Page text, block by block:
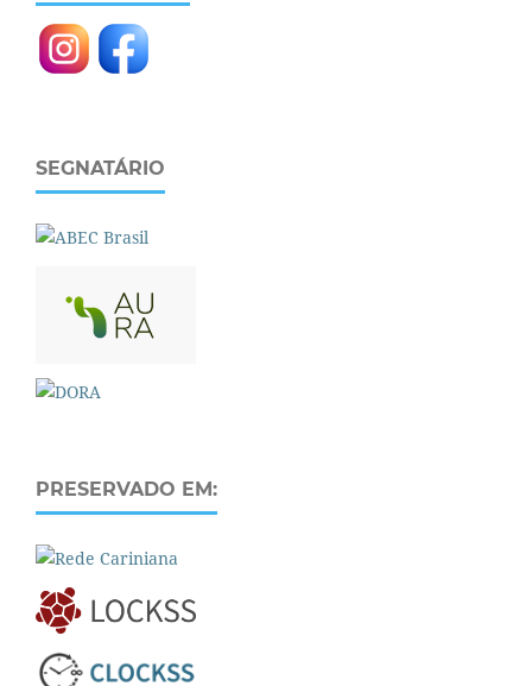
SEGNATÁRIO
PRESERVADO EM: